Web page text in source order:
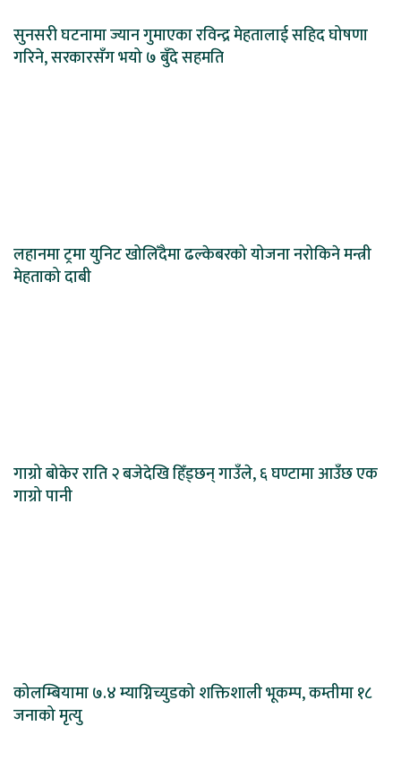
सुनसरी घटनामा ज्यान गुमाएका रविन्द्र मेहतालाई सहिद घोषणा
गरिने, सरकारसँग भयो ७ बुँदे सहमति
लहानमा ट्रमा युनिट खोलिँदैमा ढल्केबरको योजना नरोकिने मन्त्री
मेहताको दाबी
गाग्रो बोकेर राति २ बजेदेखि हिँड्छन् गाउँले, ६ घण्टामा आउँछ एक
गाग्रो पानी
कोलम्बियामा ७.४ म्याग्निच्युडको शक्तिशाली भूकम्प, कम्तीमा १८
जनाको मृत्यु